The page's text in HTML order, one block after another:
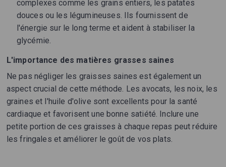
complexes comme les grains entiers, les patates
douces ou les légumineuses. Ils fournissent de
l'énergie sur le long terme et aident à stabiliser la
glycémie.
L'importance des matières grasses saines
Ne pas négliger les graisses saines est également un
aspect crucial de cette méthode. Les avocats, les noix, les
graines et l'huile d'olive sont excellents pour la santé
cardiaque et favorisent une bonne satiété. Inclure une
petite portion de ces graisses à chaque repas peut réduire
les fringales et améliorer le goût de vos plats.